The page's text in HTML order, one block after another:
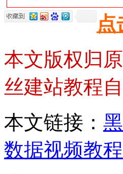
本文版权归
丝建站教程
本文链接：
数据视频教程